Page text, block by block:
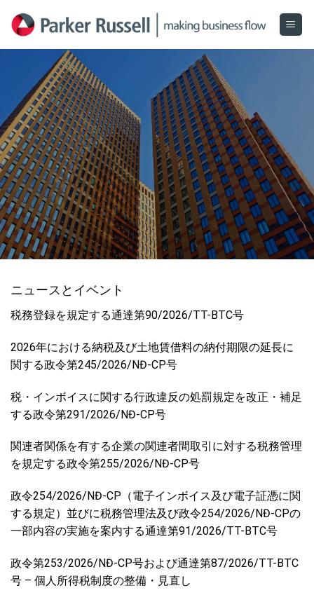
ニュースとイベント
税務登録を規定する通達第90/2026/TT-BTC号
2026年における納税及び土地賃借料の納付期限の延長に
関する政令第245/2026/NĐ-CP号
税・インボイスに関する行政違反の処罰規定を改正・補足
する政令第291/2026/NĐ-CP号
関連者関係を有する企業の関連者間取引に対する税務管理
を規定する政令第255/2026/NĐ-CP号
政令254/2026/NĐ-CP（電子インボイス及び電子証憑に関
する規定）並びに税務管理法及び政令254/2026/NĐ-CPの
一部内容の実施を案内する通達第91/2026/TT-BTC号
政令第253/2026/NĐ-CP号および通達第87/2026/TT-BTC
号 – 個人所得税制度の整備・見直し